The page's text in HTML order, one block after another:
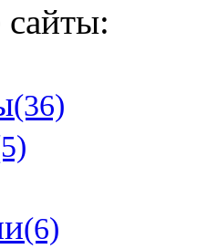
(36)
(6)